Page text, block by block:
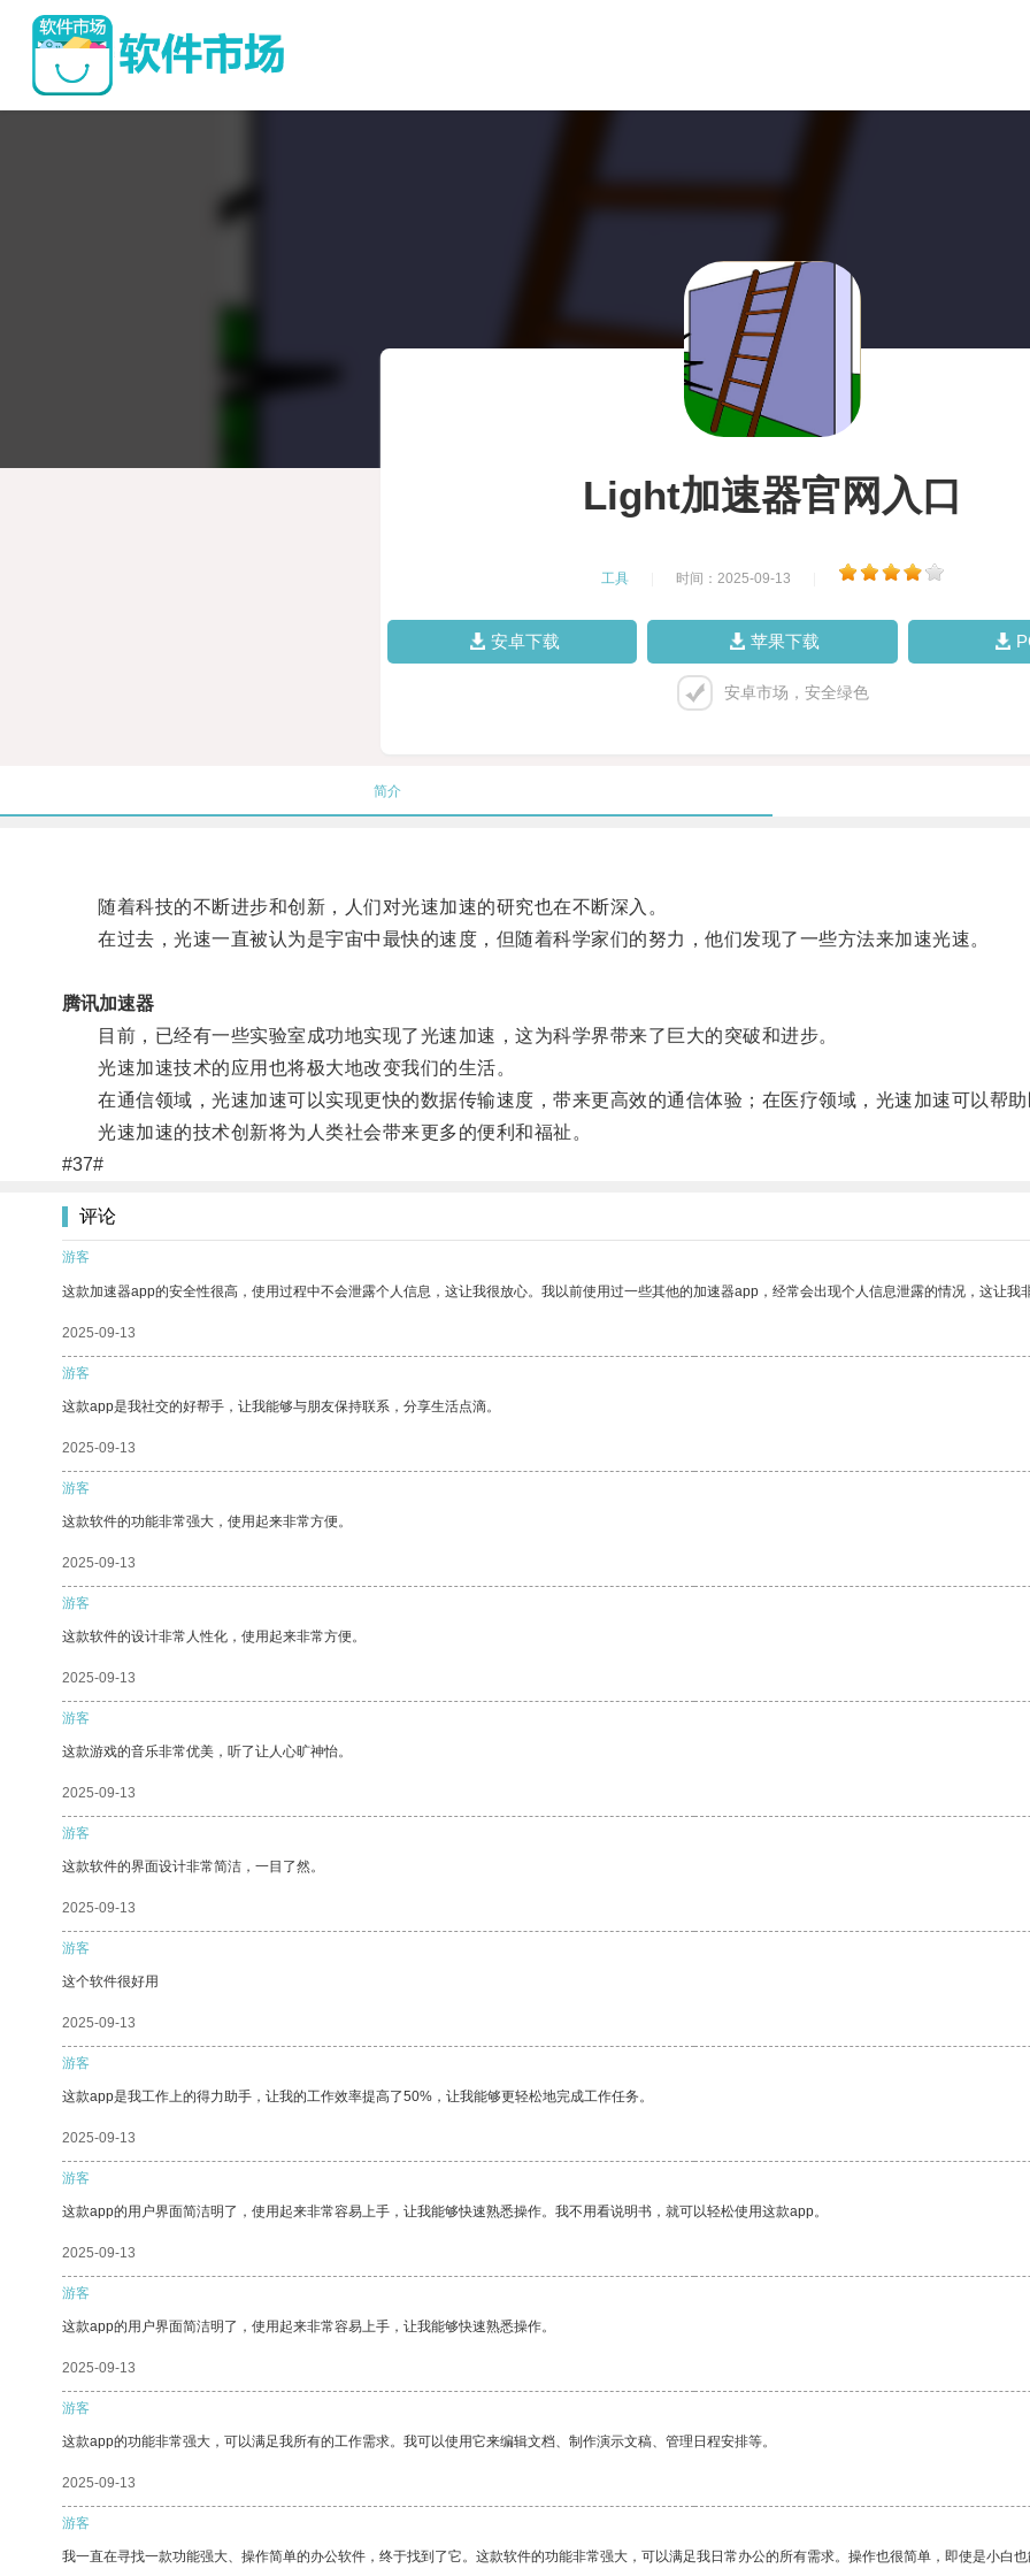
Light加速器官网入口
工具 时间：2025-09-13
安卓下载 苹果下载
安卓市场，安全绿色
简介
随着科技的不断进步和创新，人们对光速加速的研究也在不断深入。
在过去，光速一直被认为是宇宙中最快的速度，但随着科学家们的努力，他们发现了一些方法来加速光速。
腾讯加速器
目前，已经有一些实验室成功地实现了光速加速，这为科学界带来了巨大的突破和进步。
光速加速技术的应用也将极大地改变我们的生活。
在通信领域，光速加速可以实现更快的数据传输速度，带来更高效的通信体验；在医疗领域，光速加速可以帮助
光速加速的技术创新将为人类社会带来更多的便利和福祉。
#37#
评论
游客
这款加速器app的安全性很高，使用过程中不会泄露个人信息，这让我很放心。我以前使用过一些其他的加速器app，经常会出现个人信息泄露的情况，这让我
2025-09-13
游客
这款app是我社交的好帮手，让我能够与朋友保持联系，分享生活点滴。
2025-09-13
游客
这款软件的功能非常强大，使用起来非常方便。
2025-09-13
游客
这款软件的设计非常人性化，使用起来非常方便。
2025-09-13
游客
这款游戏的音乐非常优美，听了让人心旷神怡。
2025-09-13
游客
这款软件的界面设计非常简洁，一目了然。
2025-09-13
游客
这个软件很好用
2025-09-13
游客
这款app是我工作上的得力助手，让我的工作效率提高了50%，让我能够更轻松地完成工作任务。
2025-09-13
游客
这款app的用户界面简洁明了，使用起来非常容易上手，让我能够快速熟悉操作。我不用看说明书，就可以轻松使用这款app。
2025-09-13
游客
这款app的用户界面简洁明了，使用起来非常容易上手，让我能够快速熟悉操作。
2025-09-13
游客
这款app的功能非常强大，可以满足我所有的工作需求。我可以使用它来编辑文档、制作演示文稿、管理日程安排等。
2025-09-13
游客
我一直在寻找一款功能强大、操作简单的办公软件，终于找到了它。这款软件的功能非常强大，可以满足我日常办公的所有需求。操作也很简单，即使是小白也